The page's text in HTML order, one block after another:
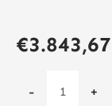
€3.843,67
- +